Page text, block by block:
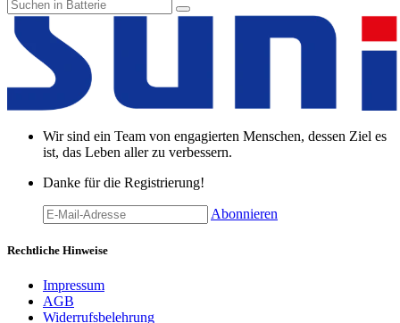
Wir sind ein Team von engagierten Menschen, dessen Ziel es
ist, das Leben aller zu verbessern.
Danke für die Registrierung!
Abonnieren
Rechtliche Hinweise
Impressum
AGB
Widerrufsbelehrung